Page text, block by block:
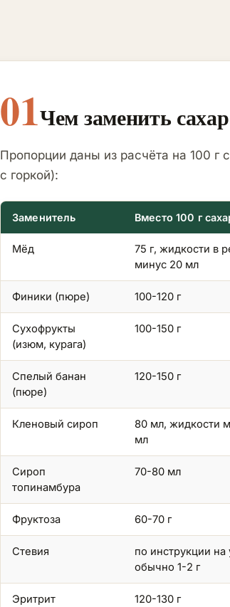
01Чем заменить
Пропорции даны из расчёта на 100
с горкой):
Заменитель Вместо 100 г
Мёд
75 г, жидкости в
минус 20 мл
Финики (пюре) 100-120 г
Сухофрукты
(изюм, курага)
100-150 г
Спелый банан
(пюре)
120-150 г
Кленовый сироп
80 мл, жидкости
мл
Сироп
топинамбура
70-80 мл
Фруктоза 60-70 г
Стевия
по инструкции на
обычно 1-2 г
Эритрит 120-130 г